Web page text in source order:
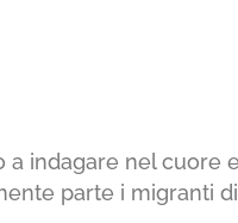
indagare nel cuore
parte i migranti